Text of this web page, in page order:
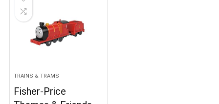
TRAINS & TRAMS
Fisher-Price